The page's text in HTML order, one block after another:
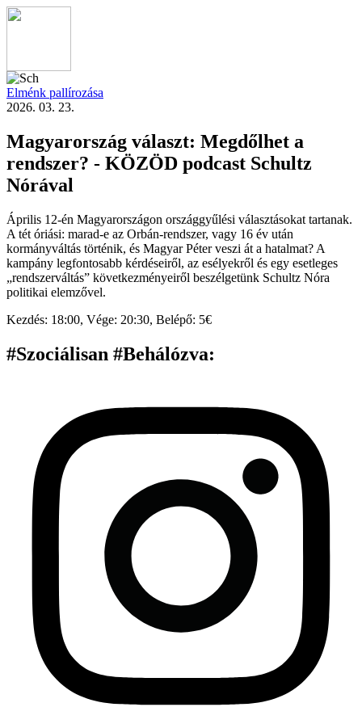
Elménk pallírozása
2026. 03. 23.
Magyarország választ: Megdőlhet a
rendszer? - KÖZÖD podcast Schultz
Nórával
Április 12-én Magyarországon országgyűlési választásokat tartanak.
A tét óriási: marad-e az Orbán-rendszer, vagy 16 év után
kormányváltás történik, és Magyar Péter veszi át a hatalmat? A
kampány legfontosabb kérdéseiről, az esélyekről és egy esetleges
„rendszerváltás” következményeiről beszélgetünk Schultz Nóra
politikai elemzővel.
Kezdés: 18:00, Vége: 20:30, Belépő: 5€
#Szociálisan #Behálózva: